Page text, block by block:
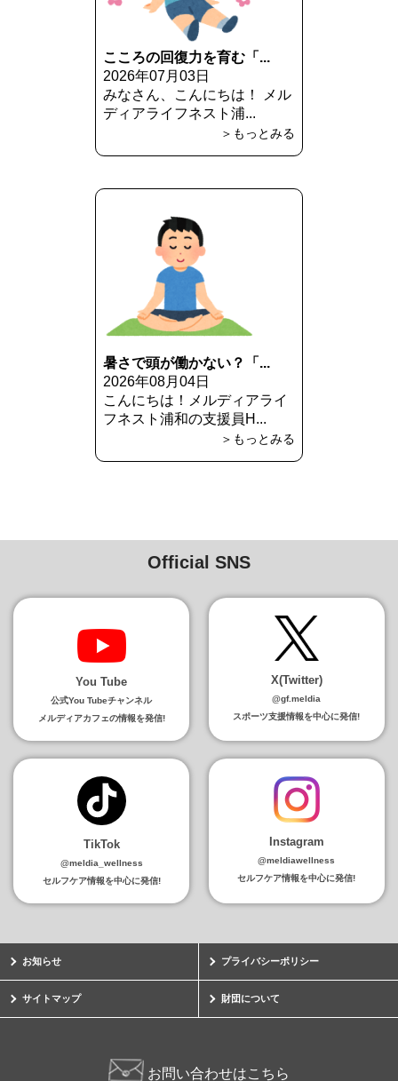
こころの回復力を育む「...
2026年07月03日
みなさん、こんにちは！ メル
ディアライフネスト浦...
＞もっとみる
暑さで頭が働かない？「...
2026年08月04日
こんにちは！メルディアライ
フネスト浦和の支援員H...
＞もっとみる
Official SNS
You Tube
公式You Tubeチャンネル
メルディアカフェの情報を発信!
X(Twitter)
@gf.meldia
スポーツ支援情報を中心に発信!
TikTok
@meldia_wellness
セルフケア情報を中心に発信!
Instagram
@meldiawellness
セルフケア情報を中心に発信!
お知らせ プライバシーポリシー
サイトマップ 財団について
お問い合わせはこちら